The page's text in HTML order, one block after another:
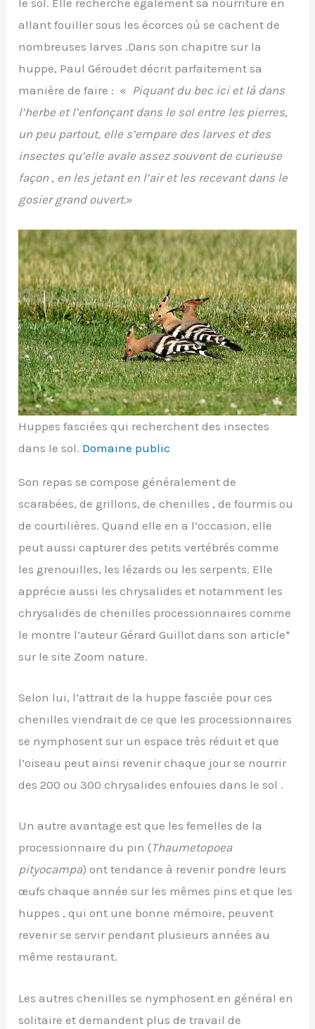
allant fouiller sous les écorces où se cachent de
nombreuses larves .Dans son chapitre sur la
huppe, Paul Géroudet décrit parfaitement sa
manière de faire : « Piquant du bec ici et là dans
l’herbe et l’enfonçant dans le sol entre les pierres,
un peu partout, elle s’empare des larves et des
insectes qu’elle avale assez souvent de curieuse
façon , en les jetant en l’air et les recevant dans le
gosier grand ouvert.»
Huppes fasciées qui recherchent des insectes
dans le sol. Domaine public
Son repas se compose généralement de
scarabées, de grillons, de chenilles , de fourmis ou
de courtilières. Quand elle en a l’occasion, elle
peut aussi capturer des petits vertébrés comme
les grenouilles, les lézards ou les serpents. Elle
apprécie aussi les chrysalides et notamment les
chrysalides de chenilles processionnaires comme
le montre l’auteur Gérard Guillot dans son article*
sur le site Zoom nature.
Selon lui, l’attrait de la huppe fasciée pour ces
chenilles viendrait de ce que les processionnaires
se nymphosent sur un espace très réduit et que
l’oiseau peut ainsi revenir chaque jour se nourrir
des 200 ou 300 chrysalides enfouies dans le sol .
Un autre avantage est que les femelles de la
processionnaire du pin (Thaumetopoea
pityocampa) ont tendance à revenir pondre leurs
œufs chaque année sur les mêmes pins et que les
huppes , qui ont une bonne mémoire, peuvent
revenir se servir pendant plusieurs années au
même restaurant.
Les autres chenilles se nymphosent en général en
solitaire et demandent plus de travail de